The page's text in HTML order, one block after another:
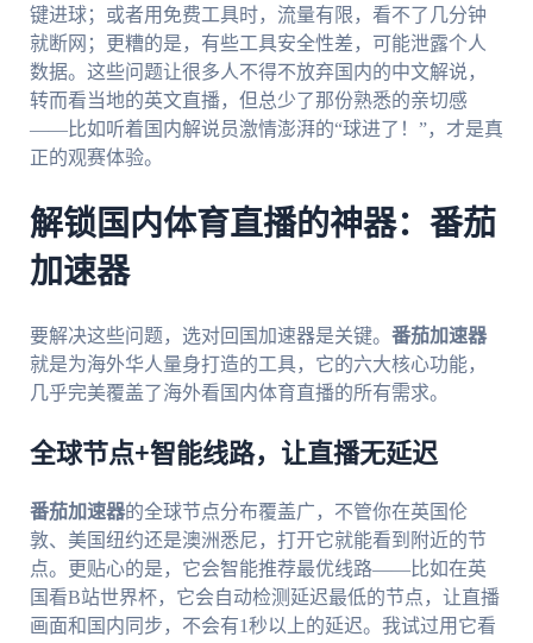
键进球；或者用免费工具时，流量有限，看不了几分钟
就断网；更糟的是，有些工具安全性差，可能泄露个人
数据。这些问题让很多人不得不放弃国内的中文解说，
转而看当地的英文直播，但总少了那份熟悉的亲切感
——比如听着国内解说员激情澎湃的“球进了！”，才是真
正的观赛体验。
解锁国内体育直播的神器：番茄
加速器
要解决这些问题，选对回国加速器是关键。 番茄加速器
就是为海外华人量身打造的工具，它的六大核心功能，
几乎完美覆盖了海外看国内体育直播的所有需求。
全球节点+智能线路，让直播无延迟
番茄加速器的全球节点分布覆盖广，不管你在英国伦
敦、美国纽约还是澳洲悉尼，打开它就能看到附近的节
点。更贴心的是，它会智能推荐最优线路——比如在英
国看B站世界杯，它会自动检测延迟最低的节点，让直播
画面和国内同步，不会有1秒以上的延迟。我试过用它看